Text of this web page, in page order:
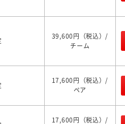
39,600円（税込）/
チーム
17,600円（税込）/
ペア
17,600円（税込）/